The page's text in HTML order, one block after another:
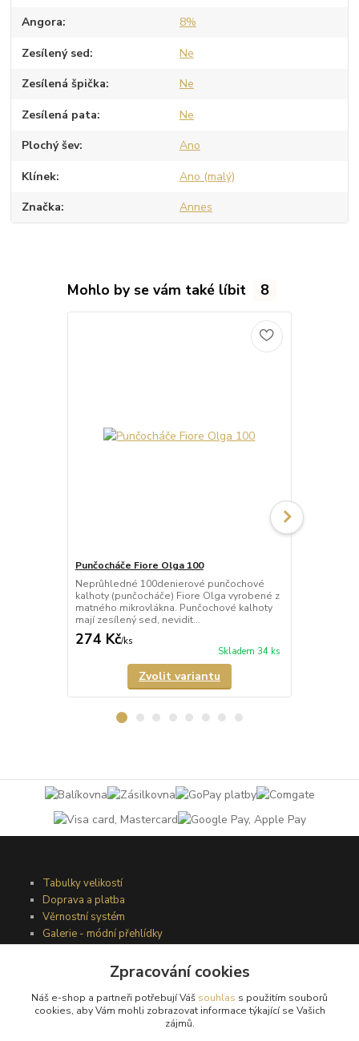
Angora 8%
Zesílený sed Ne
Zesílená špička Ne
Zesílená pata Ne
Plochý šev Ano
Klínek Ano (malý)
Značka Annes
Mohlo by se vám také líbit 8
Punčocháče Fiore Olga 100
Neprůhledné 100denierové punčochové
kalhoty (punčocháče) Fiore Olga vyrobené z
matného mikrovlákna. Punčochové kalhoty
mají zesílený sed, nevidit...
274 Kč/ks
Skladem 34 ks
Zvolit variantu
Tabulky velikostí
Doprava a platba
Věrnostní systém
Galerie - módní přehlídky
Obchodní podmínky
Zpracování cookies
Náš e-shop a partneři potřebují Váš souhlas s použitím souborů
cookies, aby Vám mohli zobrazovat informace týkající se Vašich
zájmů.